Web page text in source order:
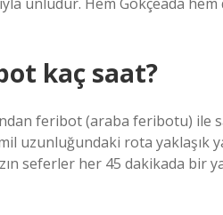
kaç saat?
feribot (araba feribotu) ile
uzunluğundaki rota yaklaşık
seferler her 45 dakikada bir